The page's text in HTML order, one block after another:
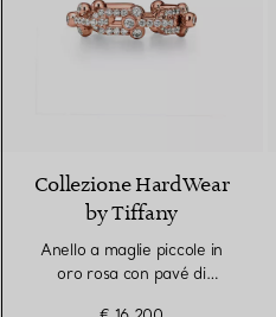
Collezione HardWear
by Tiffany
Anello a maglie piccole in
oro rosa con pavé di